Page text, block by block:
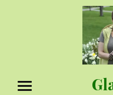
MENY